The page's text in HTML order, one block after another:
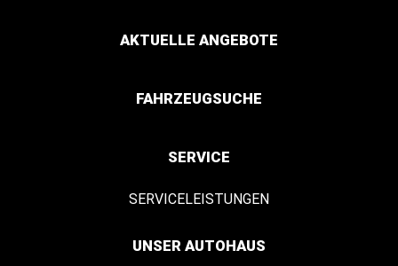
AKTUELLE ANGEBOTE
FAHRZEUGSUCHE
SERVICE
SERVICELEISTUNGEN
UNSER AUTOHAUS